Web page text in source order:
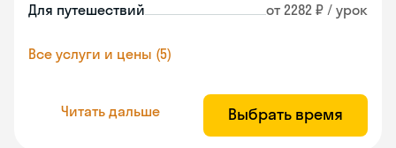
Для путешествий от 2282 ₽ / урок
Все услуги и цены (5)
Читать дальше Выбрать время